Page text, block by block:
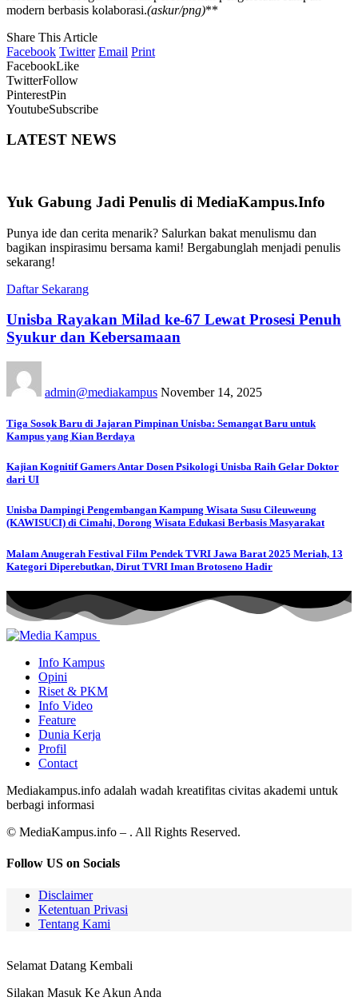
modern berbasis kolaborasi.(askur/png)**
Share This Article
Facebook Twitter Email Print
FacebookLike
TwitterFollow
PinterestPin
YoutubeSubscribe
LATEST NEWS
Yuk Gabung Jadi Penulis di MediaKampus.Info
Punya ide dan cerita menarik? Salurkan bakat menulismu dan
bagikan inspirasimu bersama kami! Bergabunglah menjadi penulis
sekarang!
Daftar Sekarang
Unisba Rayakan Milad ke-67 Lewat Prosesi Penuh
Syukur dan Kebersamaan
admin@mediakampus November 14, 2025
Tiga Sosok Baru di Jajaran Pimpinan Unisba: Semangat Baru untuk
Kampus yang Kian Berdaya
Kajian Kognitif Gamers Antar Dosen Psikologi Unisba Raih Gelar Doktor
dari UI
Unisba Dampingi Pengembangan Kampung Wisata Susu Cileuweung
(KAWISUCI) di Cimahi, Dorong Wisata Edukasi Berbasis Masyarakat
Malam Anugerah Festival Film Pendek TVRI Jawa Barat 2025 Meriah, 13
Kategori Diperebutkan, Dirut TVRI Iman Brotoseno Hadir
Info Kampus
Opini
Riset & PKM
Info Video
Feature
Dunia Kerja
Profil
Contact
Mediakampus.info adalah wadah kreatifitas civitas akademi untuk
berbagi informasi
© MediaKampus.info – . All Rights Reserved.
Follow US on Socials
Disclaimer
Ketentuan Privasi
Tentang Kami
Selamat Datang Kembali
Silakan Masuk Ke Akun Anda